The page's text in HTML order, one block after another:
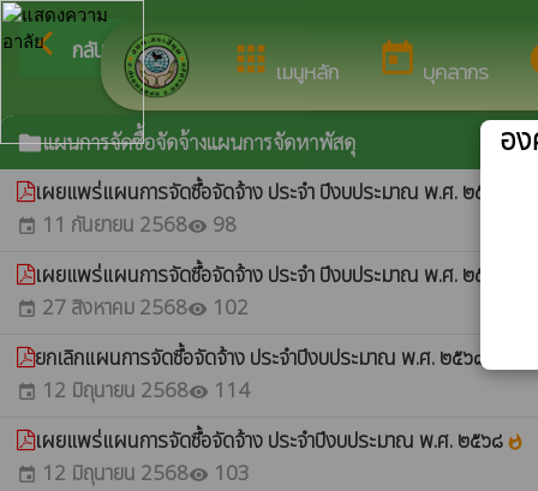
apps เมนูหลัก today บุคลากร
arrow_back_ios กลับเมนูหลัก ยิ
folderแผนการจัดซื้อจัดจ้างแผนการจัดหาพัสดุ
เผยแพร่แผนการจัดซื้อจัดจ้าง ประจำ ปีงบประมาณ พ.ศ. ๒๕๖๙
event 11 กันยายน 2568visibility 98
เผยแพร่แผนการจัดซื้อจัดจ้าง ประจำ ปีงบประมาณ พ.ศ. ๒๕๖๘ ค
event 27 สิงหาคม 2568visibility 102
ยกเลิกแผนการจัดซื้อจัดจ้าง ประจำปีงบประมาณ พ.ศ. ๒๕๖๘
event 12 มิถุนายน 2568visibility 114
เผยแพร่แผนการจัดซื้อจัดจ้าง ประจำปีงบประมาณ พ.ศ. ๒๕๖๘ whatshot
event 12 มิถุนายน 2568visibility 103
อ